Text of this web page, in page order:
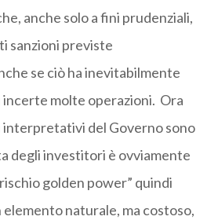
anche solo a fini prudenziali,
sanzioni previste
se ciò ha inevitabilmente
molte operazioni. Ora
del Governo sono
degli investitori è ovviamente
golden power” quindi
naturale, ma costoso,